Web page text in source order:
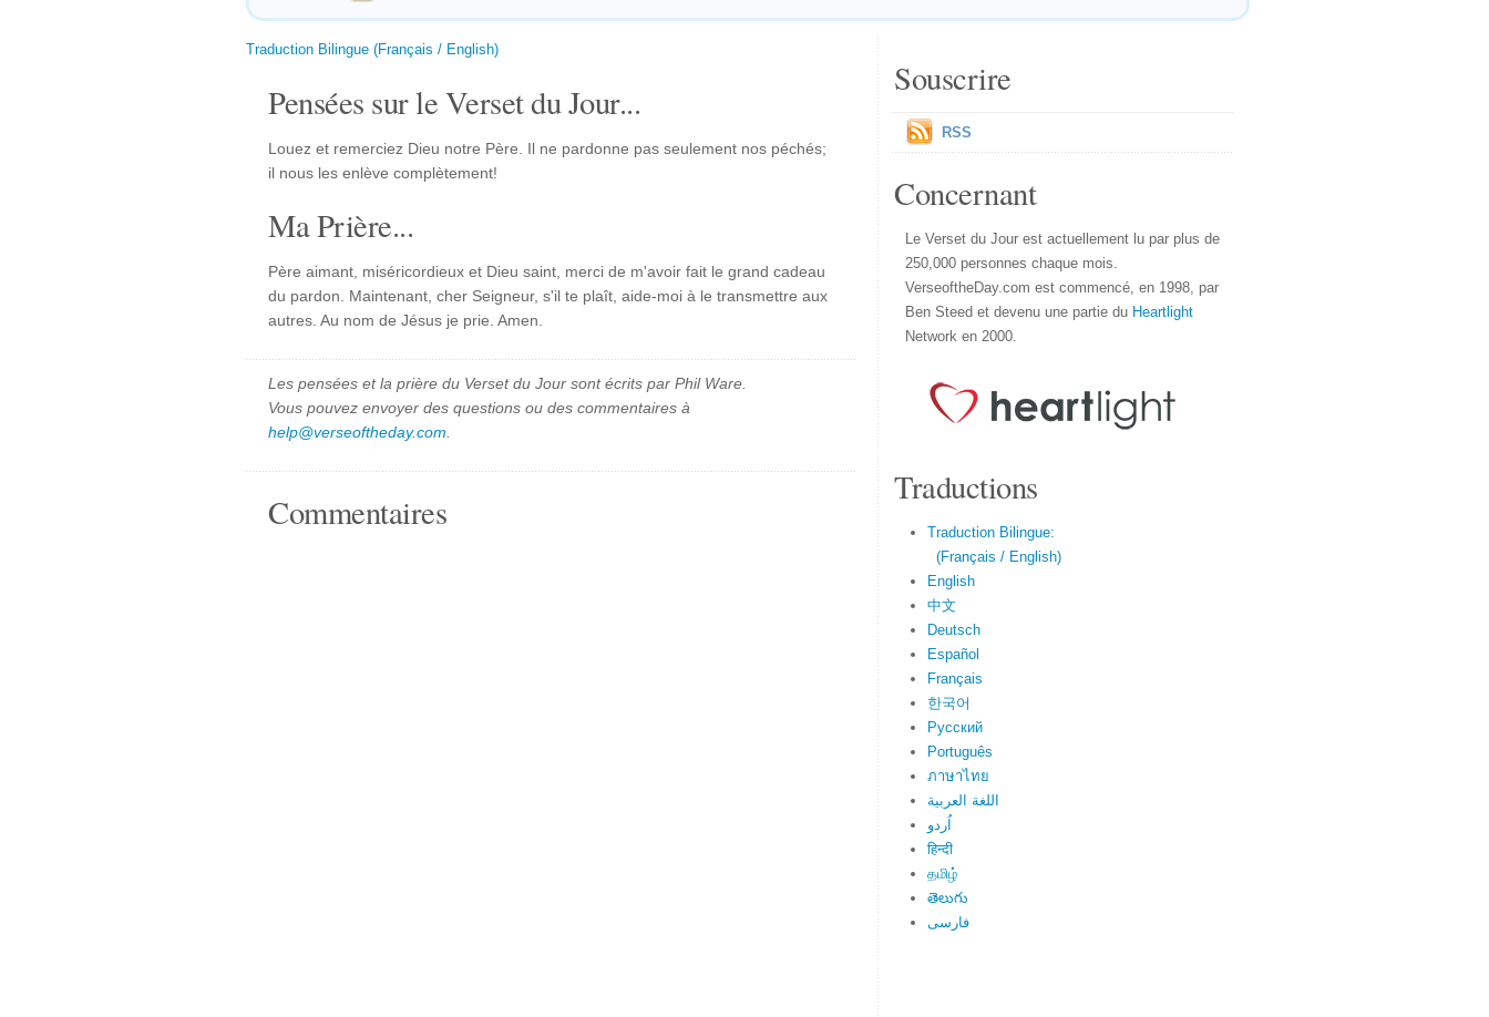
Traduction Bilingue (Français / English)
Pensées sur le Verset du Jour...
Louez et remerciez Dieu notre Père. Il ne pardonne pas seulement nos péchés;
il nous les enlève complètement!
Ma Prière...
Père aimant, miséricordieux et Dieu saint, merci de m'avoir fait le grand cadeau
du pardon. Maintenant, cher Seigneur, s'il te plaît, aide-moi à le transmettre aux
autres. Au nom de Jésus je prie. Amen.
Les pensées et la prière du Verset du Jour sont écrits par Phil Ware.
Vous pouvez envoyer des questions ou des commentaires à
help@verseoftheday.com
Commentaires
Souscrire
RSS
Concernant
Le Verset du Jour est actuellement lu par plus de
250,000 personnes chaque mois.
VerseoftheDay.com est commencé, en 1998, par
Ben Steed et devenu une partie du Heartlight
Network en 2000.
Traductions
Traduction Bilingue:
(Français / English)
English
中文
Deutsch
Español
Français
한국어
Русский
Português
ภาษาไทย
اللغة العربية
اُردو
हिन्दी
தமிழ்
తెలుగు
فارسی